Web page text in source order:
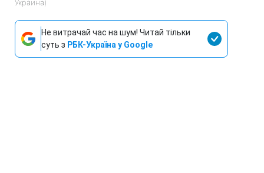
Украина)
Не витрачай час на шум! Читай тільки
суть з РБК-Україна у Google